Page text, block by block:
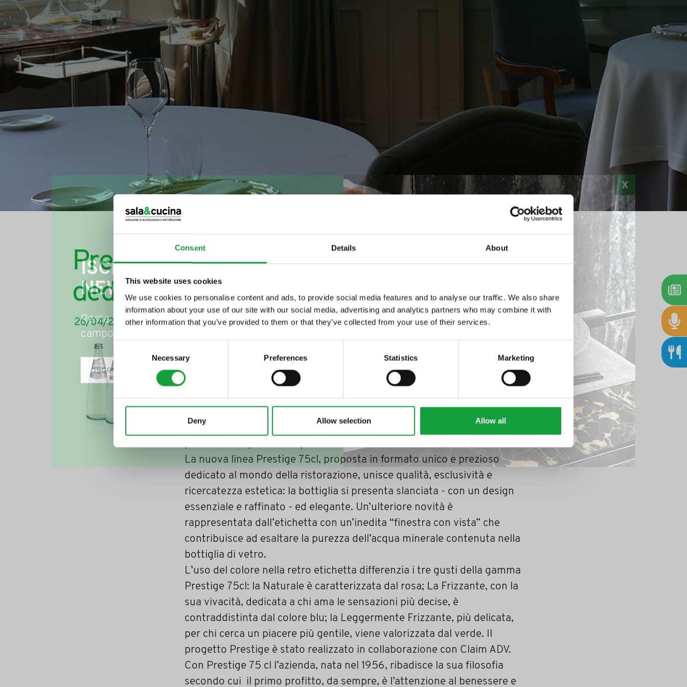
Consent Details About
This website uses cookies
We use cookies to personalise content and ads, to provide social media features and to analyse our traffic. We also share
information about your use of our site with our social media, advertising and analytics partners who may combine it with
other information that you’ve provided to them or that they’ve collected from your use of their services.
Selection
Necessary Preferences Statistics Marketing
Deny Allow selection Allow all
Prestige 75cl di San Benedetto
dedicata alla ristorazione
Stampa
26/04/2012
beverage analcolico dedicato alla ristorazione. Per mantenere fede a
questo primato di italianità l’azienda ha presentato la nuova linea di
bottiglie in vetro “Prestige” da 75cl di acqua mineraleche, tra le
che, con il suo potere evocativo, testimonia nel mondo la qualità e il
La nuova linea Prestige 75cl, proposta in formato unico e prezioso
dedicato al mondo della ristorazione, unisce qualità, esclusività e
ricercatezza estetica: la bottiglia si presenta slanciata - con un design
essenziale e raffinato - ed elegante. Un’ulteriore novità è
rappresentata dall’etichetta con un’inedita “finestra con vista” che
contribuisce ad esaltare la purezza dell’acqua minerale contenuta nella
bottiglia di vetro.
L’uso del colore nella retro etichetta differenzia i tre gusti della gamma
Prestige 75cl: la Naturale è caratterizzata dal rosa; La Frizzante, con la
sua vivacità, dedicata a chi ama le sensazioni più decise, è
contraddistinta dal colore blu; la Leggermente Frizzante, più delicata,
per chi cerca un piacere più gentile, viene valorizzata dal verde. Il
progetto Prestige è stato realizzato in collaborazione con Claim ADV.
Con Prestige 75 cl l’azienda, nata nel 1956, ribadisce la sua filosofia
secondo cui il primo profitto, da sempre, è l’attenzione al benessere e
ISCRIVITI ALLA
NEWSLETTER
Resta aggiornato su tutte le ultime novita nel
campo della ristorazione e del food.
ISCRIVITI